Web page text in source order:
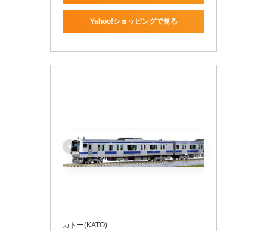
Yahoo!ショッピングで見る
カトー(KATO)